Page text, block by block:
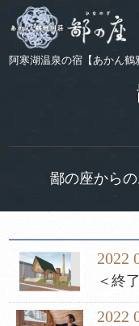
阿寒湖温泉の宿【あかん
鄙の座から
2022
2022